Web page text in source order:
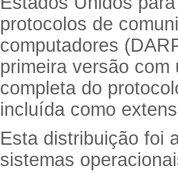
protocolos de
computadores
primeira versão com
completa do
incluída como
Esta distribuição foi
sistemas